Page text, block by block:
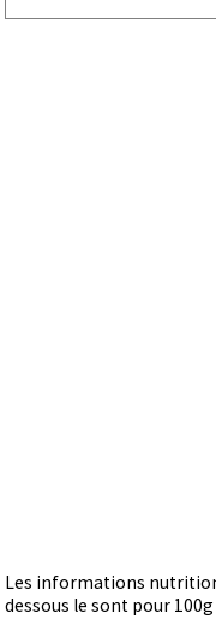
Les informations
dessous le sont pour